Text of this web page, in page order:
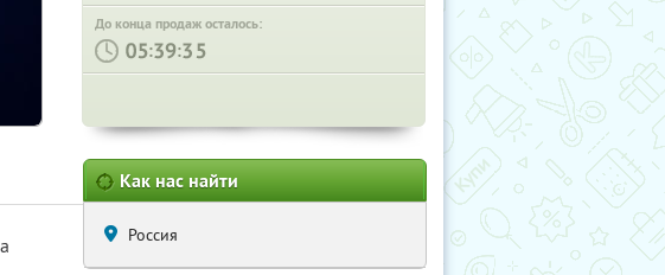
До конца продаж осталось:
: :
Как нас найти
Россия